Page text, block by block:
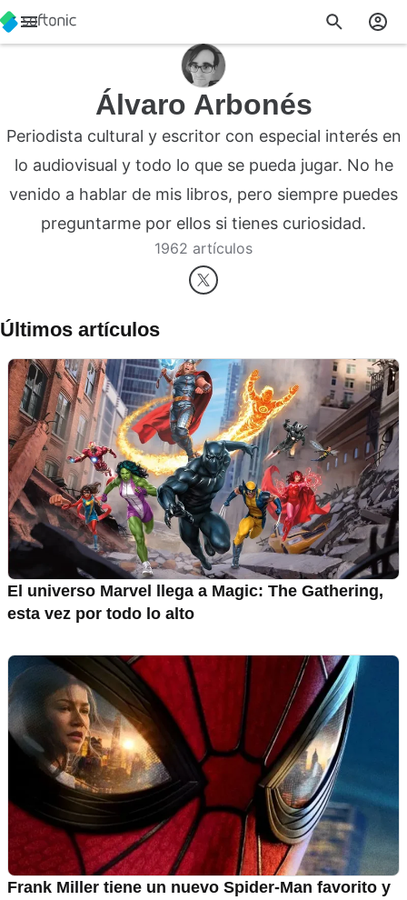
Álvaro Arbonés
Periodista cultural y escritor con especial interés en
lo audiovisual y todo lo que se pueda jugar. No he
venido a hablar de mis libros, pero siempre puedes
preguntarme por ellos si tienes curiosidad.
1962 artículos
Últimos artículos
El universo Marvel llega a Magic: The Gathering,
esta vez por todo lo alto
Frank Miller tiene un nuevo Spider-Man favorito y